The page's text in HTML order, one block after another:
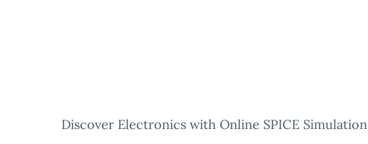
Discover Electronics with Online SPICE Simulation